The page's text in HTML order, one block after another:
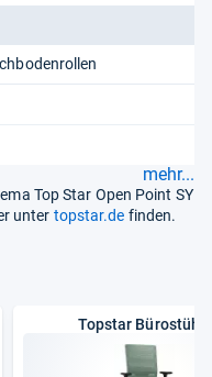
mehr...
Top Star Open Point SY
unter topstar.de finden.
Topstar